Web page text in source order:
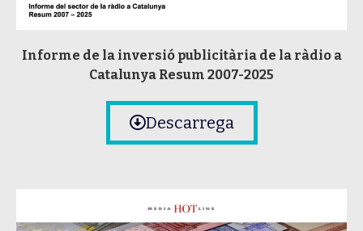
Informe de la inversió publicitària de la ràdio a
Catalunya Resum 2007-2025
Descarrega